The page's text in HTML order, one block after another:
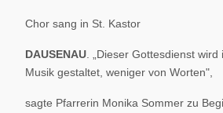
Chor sang in St. Kastor
DAUSENAU . „Dieser Gottesdienst
Musik gestaltet, weniger von Worten",
sagte Pfarrerin Monika Sommer zu